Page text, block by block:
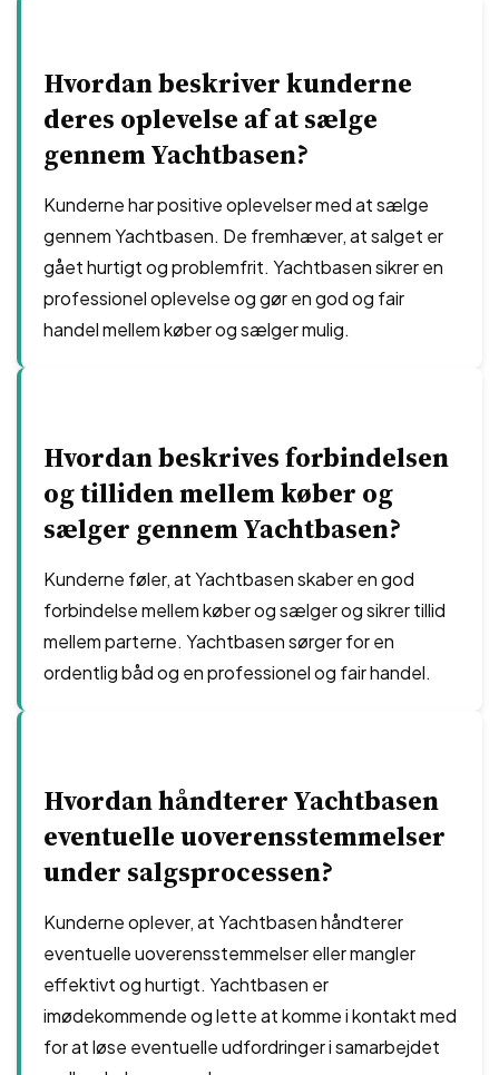
Hvordan beskriver kunderne
deres oplevelse af at sælge
gennem Yachtbasen?
Kunderne har positive oplevelser med at sælge
gennem Yachtbasen. De fremhæver, at salget er
gået hurtigt og problemfrit. Yachtbasen sikrer en
professionel oplevelse og gør en god og fair
handel mellem køber og sælger mulig.
Hvordan beskrives forbindelsen
og tilliden mellem køber og
sælger gennem Yachtbasen?
Kunderne føler, at Yachtbasen skaber en god
forbindelse mellem køber og sælger og sikrer tillid
mellem parterne. Yachtbasen sørger for en
ordentlig båd og en professionel og fair handel.
Hvordan håndterer Yachtbasen
eventuelle uoverensstemmelser
under salgsprocessen?
Kunderne oplever, at Yachtbasen håndterer
eventuelle uoverensstemmelser eller mangler
effektivt og hurtigt. Yachtbasen er
imødekommende og lette at komme i kontakt med
for at løse eventuelle udfordringer i samarbejdet